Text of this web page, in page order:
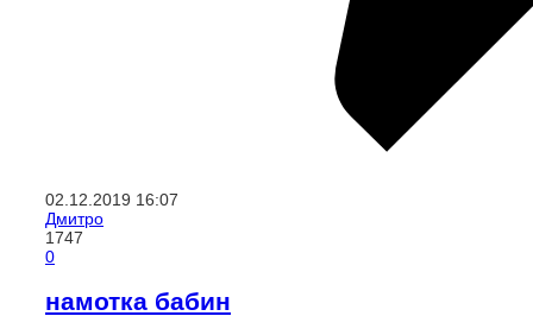
02.12.2019 16:07
Дмитро
1747
0
намотка бабин